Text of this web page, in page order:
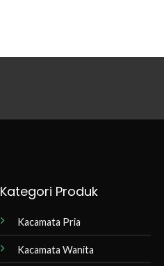
Kategori Produk
Kacamata Pria
Kacamata Wanita